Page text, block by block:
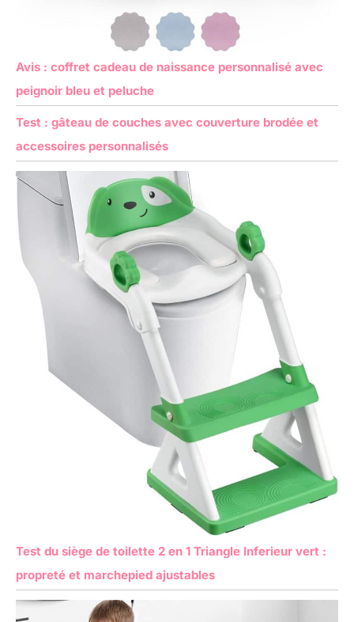
nettoyer. Pour tout
problème, n'hésitez
pas à nous
contacter.
Avis : coffret cadeau de naissance personnalisé avec
peignoir bleu et peluche
Test : gâteau de couches avec couverture brodée et
accessoires personnalisés
Test du siège de toilette 2 en 1 Triangle Inferieur vert :
propreté et marchepied ajustables